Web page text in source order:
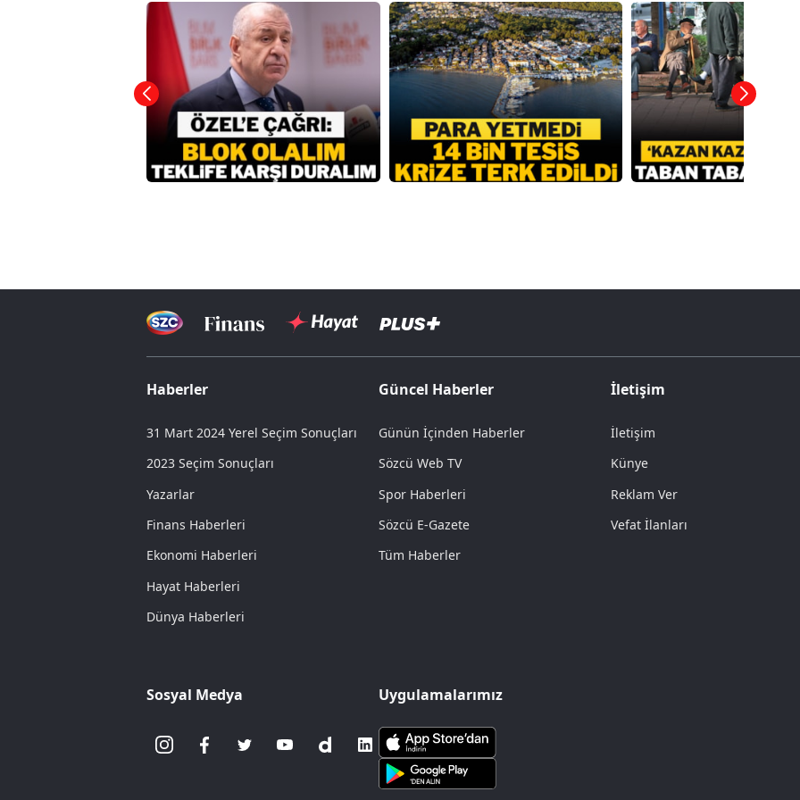
Haberler
31 Mart 2024 Yerel Seçim Sonuçları
2023 Seçim Sonuçları
Yazarlar
Finans Haberleri
Ekonomi Haberleri
Hayat Haberleri
Dünya Haberleri
Güncel Haberler
Günün İçinden Haberler
Sözcü Web TV
Spor Haberleri
Sözcü E-Gazete
Tüm Haberler
İletişim
İletişim
Künye
Reklam Ver
Vefat İlanları
Sosyal Medya Uygulamalarımız